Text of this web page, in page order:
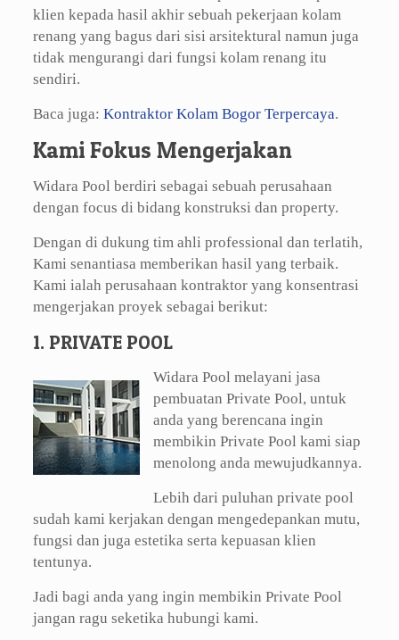
klien kepada hasil akhir sebuah pekerjaan kolam
renang yang bagus dari sisi arsitektural namun juga
tidak mengurangi dari fungsi kolam renang itu
sendiri.
Baca juga: Kontraktor Kolam Bogor Terpercaya.
Kami Fokus Mengerjakan
Widara Pool berdiri sebagai sebuah perusahaan
dengan focus di bidang konstruksi dan property.
Dengan di dukung tim ahli professional dan terlatih,
Kami senantiasa memberikan hasil yang terbaik.
Kami ialah perusahaan kontraktor yang konsentrasi
mengerjakan proyek sebagai berikut:
1. PRIVATE POOL
Widara Pool melayani jasa
pembuatan Private Pool, untuk
anda yang berencana ingin
membikin Private Pool kami siap
menolong anda mewujudkannya.
Lebih dari puluhan private pool
sudah kami kerjakan dengan mengedepankan mutu,
fungsi dan juga estetika serta kepuasan klien
tentunya.
Jadi bagi anda yang ingin membikin Private Pool
jangan ragu seketika hubungi kami.